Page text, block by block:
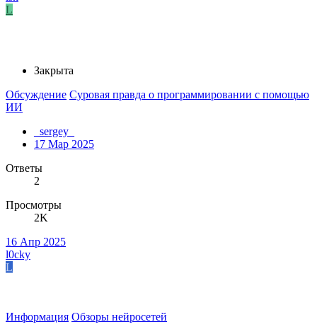
L
Закрыта
Обсуждение Суровая правда о программировании с помощью
ИИ
_sergey_
17 Мар 2025
Ответы
2
Просмотры
2K
16 Апр 2025
l0cky
L
Информация Обзоры нейросетей